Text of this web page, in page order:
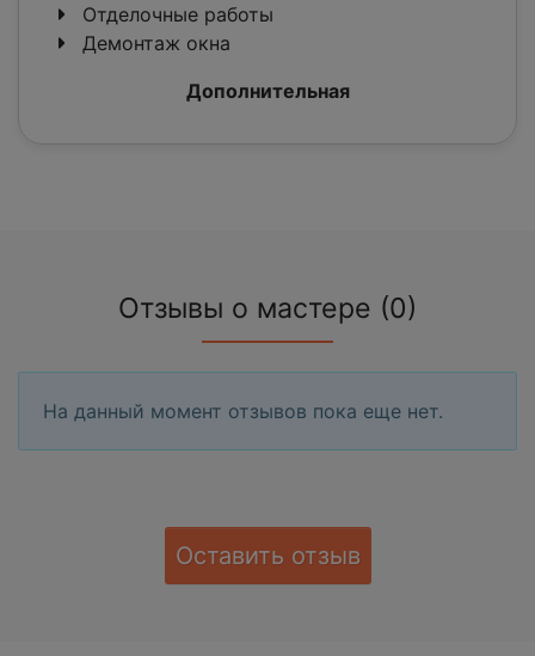
Отделочные работы
Демонтаж окна
Дополнительная
Отзывы о мастере (0)
На данный момент отзывов пока еще нет.
Оставить отзыв